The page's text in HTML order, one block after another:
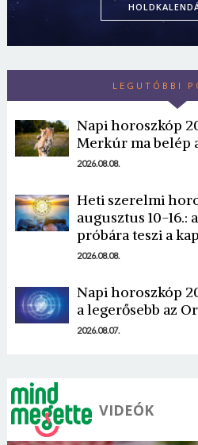
LEGUTÓBBI
Napi horoszkóp
Merkúr ma belép
2026.08.08.
Heti szerelmi
augusztus 10-16.:
próbára teszi a
2026.08.08.
Napi horoszkóp
a legerősebb az
2026.08.07.
VIDEÓK
Borsonline
E-mail cím vagy
Jelszó